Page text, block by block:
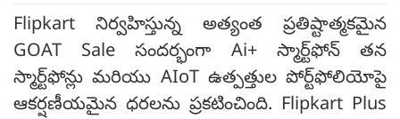
Flipkart నిర్వహిస్తున్న అత్యంత ప్రతిష్టాత్మకమైన
GOAT Sale సందర్భంగా Ai+ స్మార్ట్‌ఫోన్ తన
స్మార్ట్‌ఫోన్లు మరియు AIoT ఉత్పత్తుల పోర్ట్‌ఫోలియోపై
ఆకర్షణీయమైన ధరలను ప్రకటించింది. Flipkart Plus